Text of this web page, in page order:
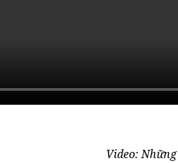
Video: